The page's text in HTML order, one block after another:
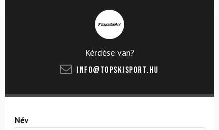
Kérdése van?
info@topskisport.hu
Név